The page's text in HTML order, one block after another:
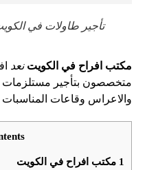
تأجير طاولات في
مكتب افراح في الكويتنعد
متخصصون بتأجير مستلزمات
والاعراس وقاعات المناسبات
1 مكتب افراح في الكويت